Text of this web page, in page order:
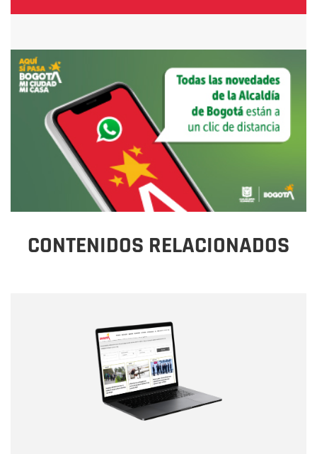
CONTENIDOS RELACIONADOS
Correo electrónico
Tipo de comentario